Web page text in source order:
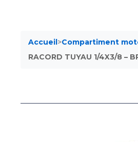
Accueil>Compartiment
RACORD TUYAU 1/4X3/8 –